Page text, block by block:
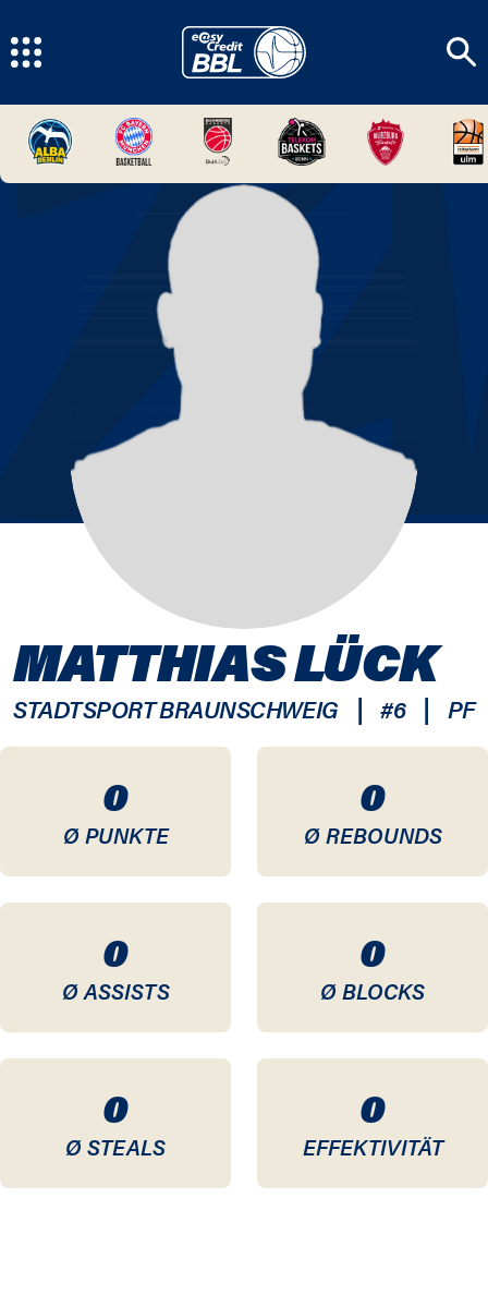
0
Ø PUNKTE
0
Ø REBOUNDS
0
Ø ASSISTS
0
Ø BLOCKS
0
Ø STEALS
0
EFFEKTIVITÄT
MATTHIAS LÜCK
STADTSPORT BRAUNSCHWEIG | #6 | PF